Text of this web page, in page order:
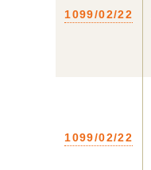
1099/02/22
1099/02/22